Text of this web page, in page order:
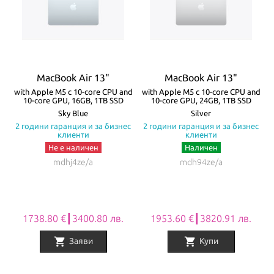
зареждане и свързване с външни устройства и 3.5mm аудио
жак. Батерията на MacBook Air издържа до 18 часа с едно
Всички Apple продукти предлагани отNovMak.comимат
стандартна международна гаранция и подлежат на гаранционно
обслужване от Apple Authorized Service Provider (официални
сервизни центрове на Apple).
MacBook Air 13"
with Apple M5 с 10-core CPU and
10-core GPU, 16GB, 1TB SSD
Sky Blue
2 години гаранция и за бизнес
клиенти
Не е наличен
mdhj4ze/a
1738.80 €┃3400.80 лв.
shopping_cart Заяви
MacBook Air 13"
with Apple M5 с 10-core CPU and
10-core GPU, 24GB, 1TB SSD
Silver
2 години гаранция и за бизнес
клиенти
Наличен
mdh94ze/a
1953.60 €┃3820.91 лв.
shopping_cart Купи